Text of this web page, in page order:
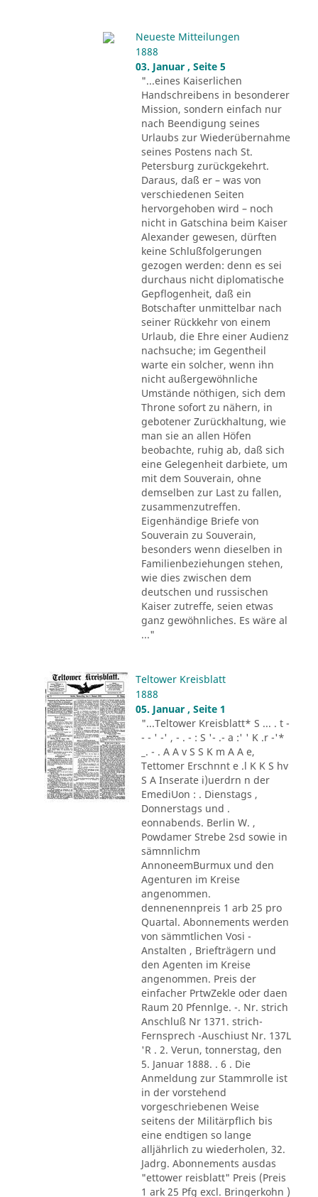
Neueste Mitteilungen
1888
03. Januar , Seite 5
"...eines Kaiserlichen
Handschreibens in besonderer
Mission, sondern einfach nur
nach Beendigung seines
Urlaubs zur Wiederübernahme
seines Postens nach St.
Petersburg zurückgekehrt.
Daraus, daß er – was von
verschiedenen Seiten
hervorgehoben wird – noch
nicht in Gatschina beim Kaiser
Alexander gewesen, dürften
keine Schlußfolgerungen
gezogen werden: denn es sei
durchaus nicht diplomatische
Gepflogenheit, daß ein
Botschafter unmittelbar nach
seiner Rückkehr von einem
Urlaub, die Ehre einer Audienz
nachsuche; im Gegentheil
warte ein solcher, wenn ihn
nicht außergewöhnliche
Umstände nöthigen, sich dem
Throne sofort zu nähern, in
gebotener Zurückhaltung, wie
man sie an allen Höfen
beobachte, ruhig ab, daß sich
eine Gelegenheit darbiete, um
mit dem Souverain, ohne
demselben zur Last zu fallen,
zusammenzutreffen.
Eigenhändige Briefe von
Souverain zu Souverain,
besonders wenn dieselben in
Familienbeziehungen stehen,
wie dies zwischen dem
deutschen und russischen
Kaiser zutreffe, seien etwas
ganz gewöhnliches. Es wäre al
..."
Teltower Kreisblatt
1888
05. Januar , Seite 1
"...Teltower Kreisblatt* S ... . t -
- - ' -' , - . - : S '- .- a :' ' K .r -'*
_. - . A A v S S K m A A e,
Tettomer Erschnnt e .l K K S hv
S A Inserate i)uerdrn n der
EmediUon : . Dienstags ,
Donnerstags und .
eonnabends. Berlin W. ,
Powdamer Strebe 2sd sowie in
sämnnlichm
AnnoneemBurmux und den
Agenturen im Kreise
angenommen.
dennenennpreis 1 arb 25 pro
Quartal. Abonnements werden
von sämmtlichen Vosi -
Anstalten , Briefträgern und
den Agenten im Kreise
angenommen. Preis der
einfacher PrtwZekle oder daen
Raum 20 Pfennlge. -. Nr. strich
Anschluß Nr 1371. strich-
Fernsprech -Auschiust Nr. 137L
'R . 2. Verun, tonnerstag, den
5. Januar 1888. . 6 . Die
Anmeldung zur Stammrolle ist
in der vorstehend
vorgeschriebenen Weise
seitens der Militärpflich bis
eine endtigen so lange
alljährlich zu wiederholen, 32.
Jadrg. Abonnements ausdas
"ettower reisblatt" Preis (Preis
1 ark 25 Pfg excl. Bringerkohn )